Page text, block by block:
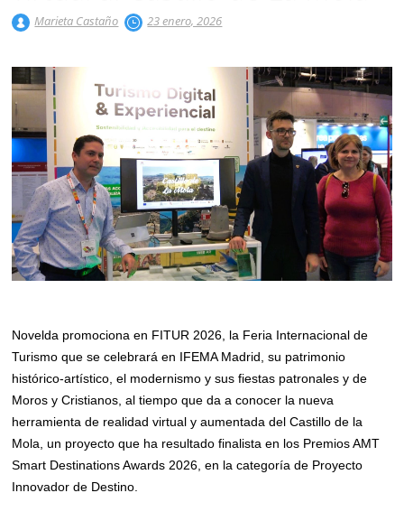
Marieta Castaño 23 enero, 2026
Novelda promociona en FITUR 2026, la Feria Internacional de
Turismo que se celebrará en IFEMA Madrid, su patrimonio
histórico-artístico, el modernismo y sus fiestas patronales y de
Moros y Cristianos, al tiempo que da a conocer la nueva
herramienta de realidad virtual y aumentada del Castillo de la
Mola, un proyecto que ha resultado finalista en los Premios AMT
Smart Destinations Awards 2026, en la categoría de Proyecto
Innovador de Destino.